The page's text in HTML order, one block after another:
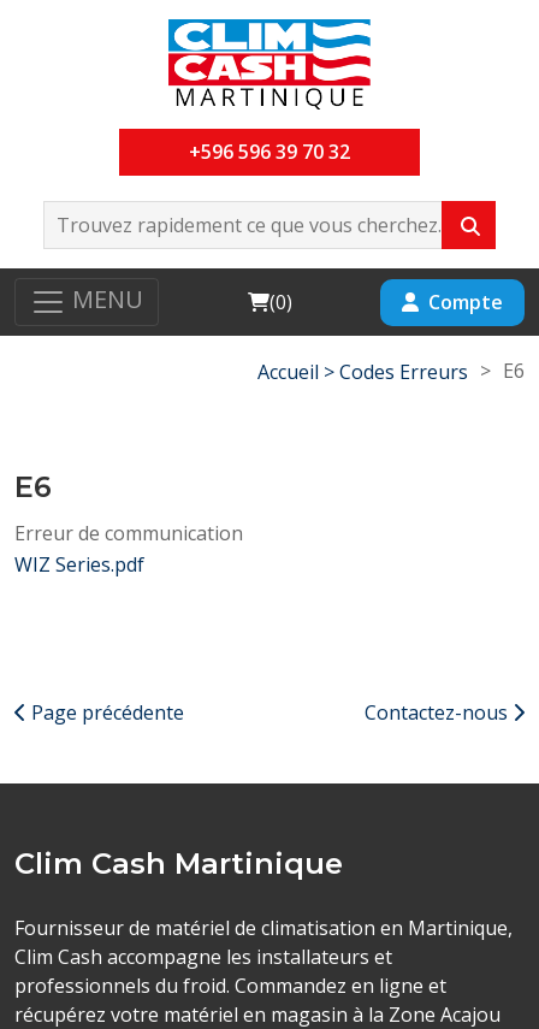
+596 596 39 70 32
MENU Cart
(0) Compte
Accueil >Codes Erreurs > E6
E6
Erreur de communication
WIZ Series.pdf
Page précédente Contactez-nous
Clim Cash Martinique
Fournisseur de matériel de climatisation en Martinique,
Clim Cash accompagne les installateurs et
professionnels du froid. Commandez en ligne et
récupérez votre matériel en magasin à la Zone Acajou